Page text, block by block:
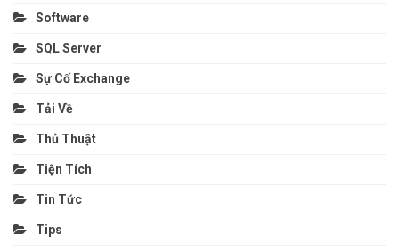
Software
SQL Server
Sự Cố Exchange
Tải Về
Thủ Thuật
Tiện Tích
Tin Tức
Tips